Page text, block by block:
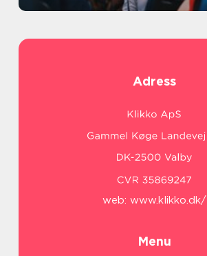
Adress
web: www.klikko.dk/
Menu